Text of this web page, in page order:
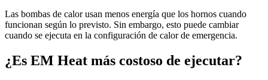
Las bombas de calor usan menos energía que los hornos cuando
funcionan según lo previsto. Sin embargo, esto puede cambiar
cuando se ejecuta en la configuración de calor de emergencia.
¿Es EM Heat más costoso de ejecutar?